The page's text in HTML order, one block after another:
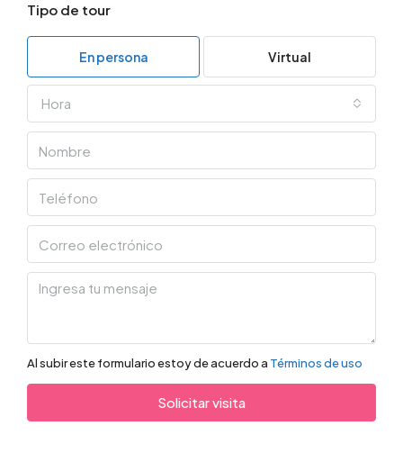
Tipo de tour
En persona Virtual
Hora
Al subir este formulario estoy de acuerdo a Términos de uso
Solicitar visita